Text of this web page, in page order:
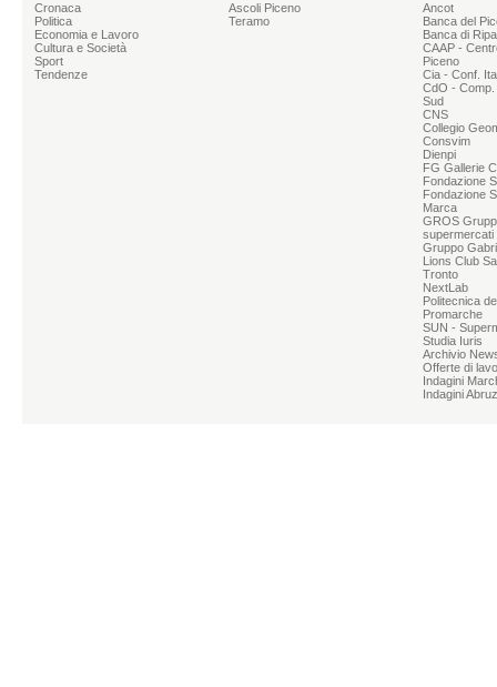
Cronaca
Politica
Economia e Lavoro
Cultura e Società
Sport
Tendenze
Ascoli Piceno
Teramo
Ancot
Banca del
Banca di
CAAP -
Piceno
Cia - Conf.
CdO -
Sud
CNS
Collegio
Consvim
Dienpi
FG Gallerie
Fondazione
Fondazione
Marca
GROS
supermercati
Gruppo
Lions Club
Tronto
NextLab
Politecnica
Promarche
SUN -
Studia Iuris
Archivio
Offerte di
Indagini
Indagini